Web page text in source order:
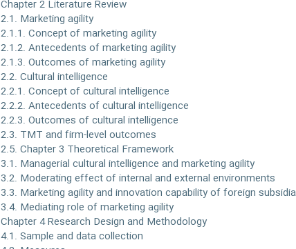
Chapter 2 Literature Review
2.1. Marketing agility
2.1.1. Concept of marketing agility
2.1.2. Antecedents of marketing agility
2.1.3. Outcomes of marketing agility
2.2. Cultural intelligence
2.2.1. Concept of cultural intelligence
2.2.2. Antecedents of cultural intelligence
2.2.3. Outcomes of cultural intelligence
2.3. TMT and firm-level outcomes
2.5. Chapter 3 Theoretical Framework
3.1. Managerial cultural intelligence and marketing agility
3.2. Moderating effect of internal and external environments
3.3. Marketing agility and innovation capability of foreign
3.4. Mediating role of marketing agility
Chapter 4 Research Design and Methodology
4.1. Sample and data collection